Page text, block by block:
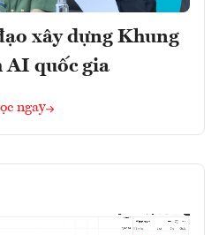
xây dựng Khung
AI quốc gia
ngay